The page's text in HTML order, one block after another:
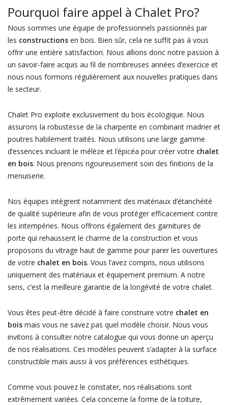
Pourquoi faire appel à Chalet Pro?
Nous sommes une équipe de professionnels passionnés par
les constructionsen bois. Bien sûr, cela ne suffit pas à vous
offrir une entière satisfaction. Nous allions donc notre passion à
un savoir-faire acquis au fil de nombreuses années d’exercice et
nous nous formons régulièrement aux nouvelles pratiques dans
le secteur.
Chalet Pro exploite exclusivement du bois écologique. Nous
assurons la robustesse de la charpente en combinant madrier et
poutres habilement traités. Nous utilisons une large gamme
d’essences incluant le mélèze et l’épicéa pour créer votre chalet
en bois. Nous prenons rigoureusement soin des finitions de la
menuiserie.
Nos équipes intègrent notamment des matériaux d’étanchéité
de qualité supérieure afin de vous protéger efficacement contre
les intempéries. Nous offrons également des garnitures de
porte qui rehaussent le charme de la construction et vous
proposons du vitrage haut de gamme pour parer les ouvertures
de votre chalet en bois. Vous l’avez compris, nous utilisons
uniquement des matériaux et équipement premium. A notre
sens, c’est la meilleure garantie de la longévité de votre chalet.
Vous êtes peut-être décidé à faire construire votre chalet en
boismais vous ne savez pas quel modèle choisir. Nous vous
invitons à consulter notre catalogue qui vous donne un aperçu
de nos réalisations. Ces modèles peuvent s’adapter à la surface
constructible mais aussi à vos préférences esthétiques.
Comme vous pouvez le constater, nos réalisations sont
extrêmement variées. Cela concerne la forme de la toiture,